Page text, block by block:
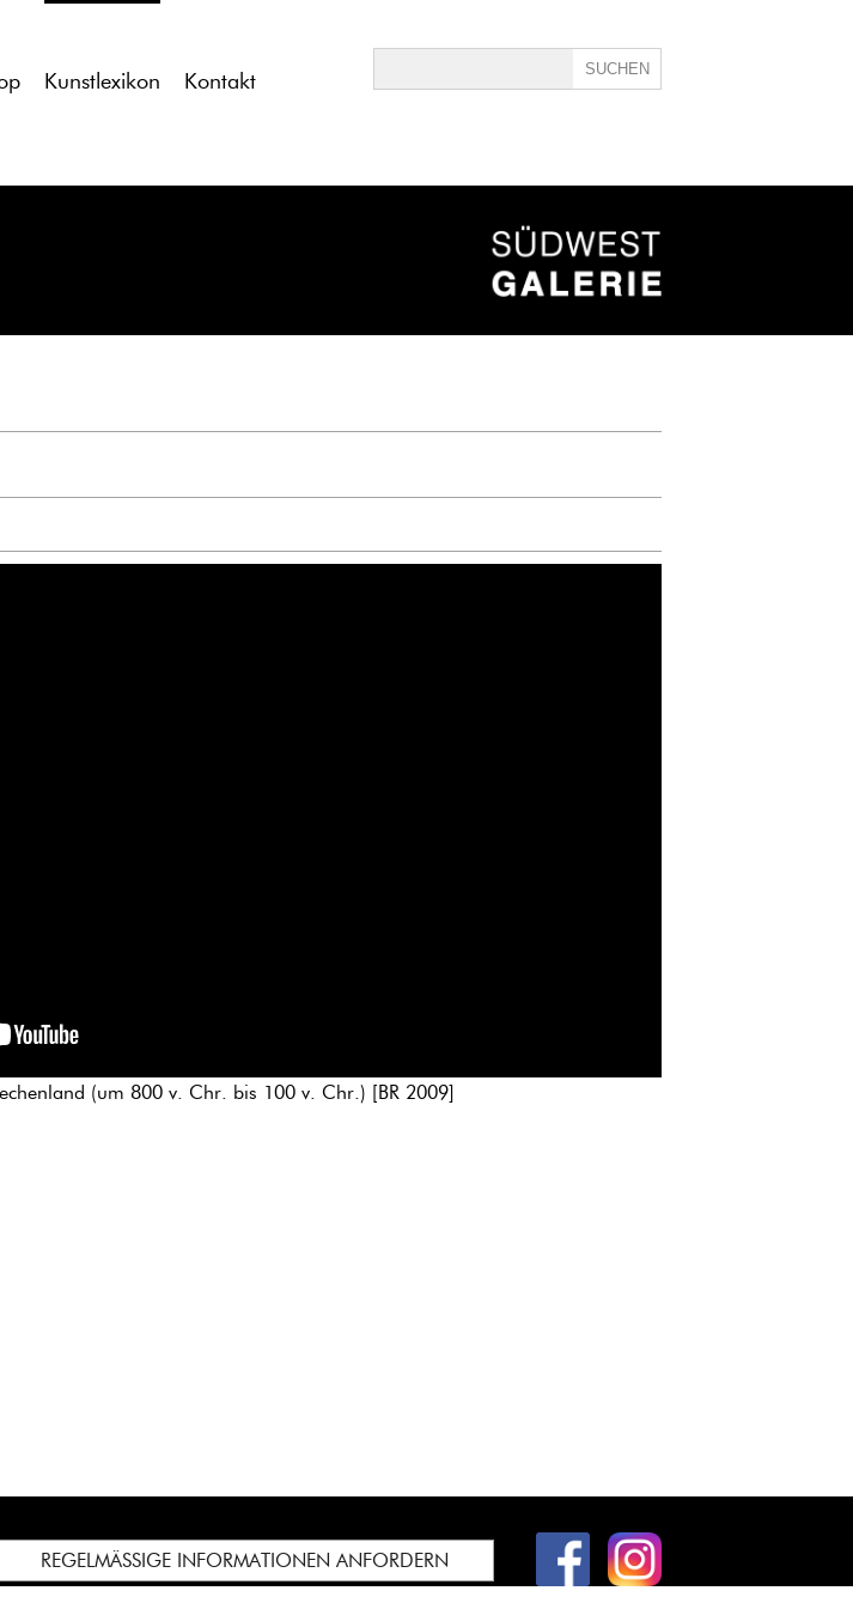
Kunstlexikon Kontakt
(um 800 v. Chr. bis 100 v. Chr.) [BR 2009]
REGELMÄSSIGE INFORMATIONEN ANFORDERN